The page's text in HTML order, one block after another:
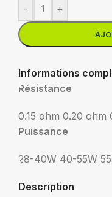
- +
Informations
Résistance
0.15 ohm 0.20 ohm
Puissance
28-40W 40-55W
Description